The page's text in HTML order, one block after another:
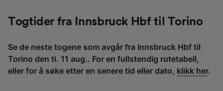
Togtider fra Innsbruck Hbf til Torino
Se de neste togene som avgår fra Innsbruck Hbf til
Torino den ti. 11 aug.. For en fullstendig rutetabell,
eller for å søke etter en senere tid eller dato, klikk her.